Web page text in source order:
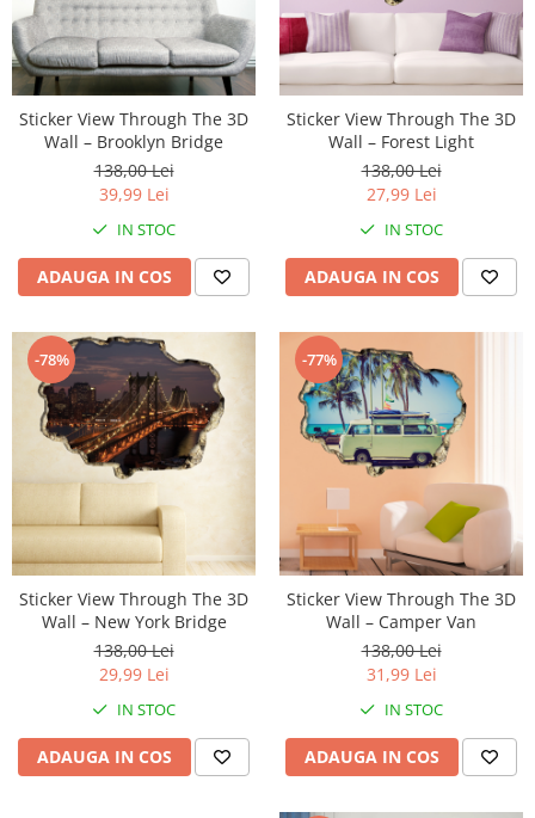
Stickere Oglinzi
Stickere Walplus ™
Artă
Casă
Citate
Copii
Natură
Oameni
Retro
Sezonale
Spații comerciale
Sport
Vehicule
Stickere Colorate
Stickere Walplus ™
Stickere Auto
Alte desene
Baby on board
Florale
Panoramică
Peisaje
Plante
Retro
Tablou Canvas personalizabil
Sticker View Through The 3D
Wall – Brooklyn Bridge
138,00 Lei
39,99 Lei
IN STOC
ADAUGA IN COS
Sticker View Through The 3D
Wall – Forest Light
138,00 Lei
27,99 Lei
IN STOC
ADAUGA IN COS
-78%
Sticker View Through The 3D
Wall – New York Bridge
138,00 Lei
29,99 Lei
IN STOC
ADAUGA IN COS
-77%
Sticker View Through The 3D
Wall – Camper Van
138,00 Lei
31,99 Lei
IN STOC
ADAUGA IN COS